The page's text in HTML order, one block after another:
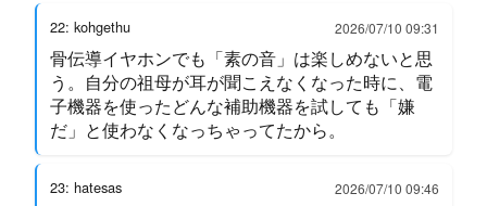
22: kohgethu 2026/07/10 09:31
骨伝導イヤホンでも「素の音」は楽しめないと思
う。自分の祖母が耳が聞こえなくなった時に、電
子機器を使ったどんな補助機器を試しても「嫌
だ」と使わなくなっちゃってたから。
23: hatesas 2026/07/10 09:46